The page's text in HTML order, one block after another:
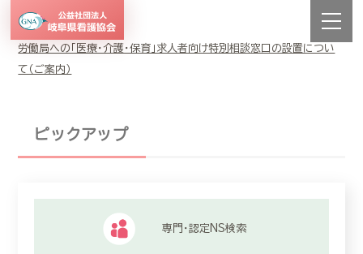
労働局への「医療・介護・保育」求人者向け特別相談窓口の設置につい
て（ご案内）
ピックアップ
専門・認定NS検索